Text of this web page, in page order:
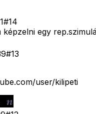
#14
képzelni egy
#13
user/kilipeti